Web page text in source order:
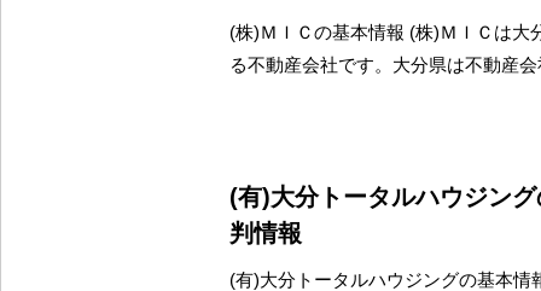
(株)ＭＩＣの基本情報 (株)ＭＩＣは大
る不動産会社です。大分県は不動産
(有)大分トータルハウジン
判情報
(有)大分トータルハウジングの基本情